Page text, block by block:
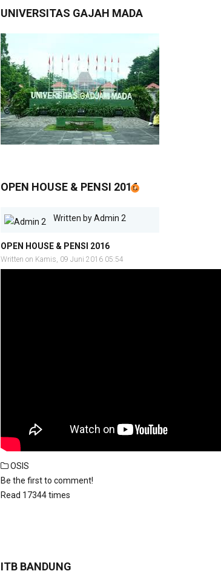
UNIVERSITAS GAJAH MADA
OPEN HOUSE & PENSI 2016
Written byAdmin 2
OPEN HOUSE & PENSI 2016
Written on Kamis, 09 Juni 2016 05:54
OSIS
Be the first to comment!
Read 17344 times
ITB BANDUNG